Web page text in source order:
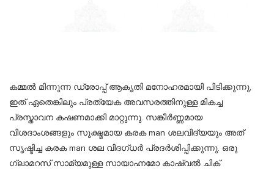
കമ്മൽ മിന്നുന്ന ഡ്രോപ്പ് ആകൃതി മനോഹരമായി പിടിക്കുന്നു,
ഇത് ഏതെങ്കിലും പ്രത്യേക അവസരത്തിനുള്ള മികച്ച
പ്രസ്താവന കഷണമാക്കി മാറ്റുന്നു. സങ്കീർണ്ണമായ
വിശദാംശങ്ങളും സൂക്ഷ്മമായ കരക man ശലവിദ്യയും അത്
സൃഷ്ടിച്ച കരക man ശല വിദഗ്ധർ പ്രദർശിപ്പിക്കുന്നു. ഒരു
ഗ്ലാമറസ് സാമ്യമുള്ള സായാഹ്നമോ കാഷ്വൽ ചിക്